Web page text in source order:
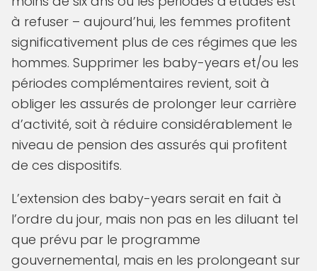
à refuser – aujourd’hui, les femmes profitent
significativement plus de ces régimes que les
hommes. Supprimer les baby-years et/ou les
périodes complémentaires revient, soit à
obliger les assurés de prolonger leur carrière
d’activité, soit à réduire considérablement le
niveau de pension des assurés qui profitent
de ces dispositifs.
L’extension des baby-years serait en fait à
l’ordre du jour, mais non pas en les diluant tel
que prévu par le programme
gouvernemental, mais en les prolongeant sur